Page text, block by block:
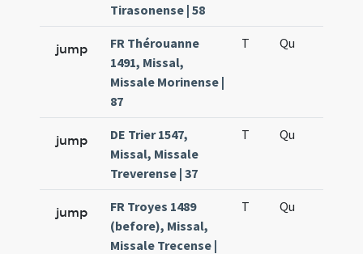
Tirasonense | 58
jump
FR Thérouanne
1491, Missal,
Missale Morinense |
87
T Qu
jump
DE Trier 1547,
Missal, Missale
Treverense | 37
T Qu
jump
FR Troyes 1489
(before), Missal,
Missale Trecense |
T Qu